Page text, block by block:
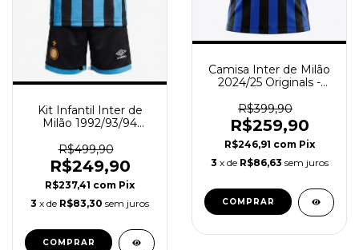
Kit Infantil Inter de
Milão 1992/93/94
R$499,90
R$249,90
R$237,41 com Pix
3 x de R$83,30 sem juros
COMPRAR
Camisa Inter de Milão
2024/25 Originals -
Azul - Preta
R$399,90
R$259,90
R$246,91 com Pix
3 x de R$86,63 sem juros
COMPRAR